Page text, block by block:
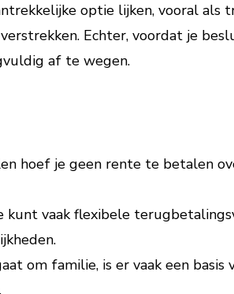
optie lijken, vooral
Echter, voordat je
af te wegen.
hoef je geen rente te betalen
kunt vaak flexibele
om familie, is er vaak een